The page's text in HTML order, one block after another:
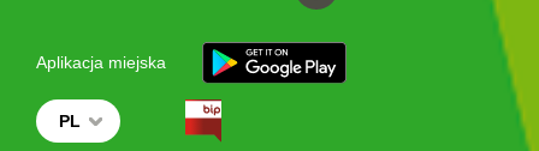
Aplikacja miejska
PL